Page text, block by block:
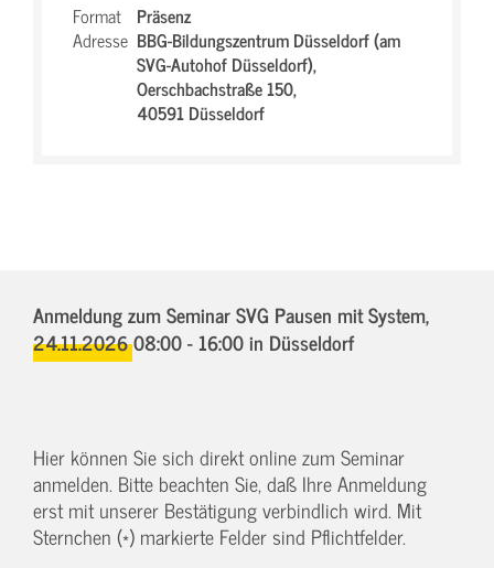
Format Präsenz
Adresse BBG-Bildungszentrum Düsseldorf (am
SVG-Autohof Düsseldorf),
Oerschbachstraße 150,
40591 Düsseldorf
Anmeldung zum Seminar SVG Pausen mit System,
24.11.2026 08:00 - 16:00in Düsseldorf
Hier können Sie sich direkt online zum Seminar
anmelden. Bitte beachten Sie, daß Ihre Anmeldung
erst mit unserer Bestätigung verbindlich wird. Mit
Sternchen (*) markierte Felder sind Pflichtfelder.